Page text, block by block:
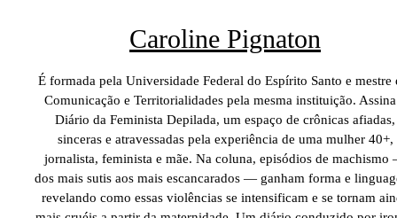
Caroline Pignaton
É formada pela Universidade Federal do Espírito Santo e mestre
Comunicação e Territorialidades pela mesma instituição.
Diário da Feminista Depilada, um espaço de crônicas afiadas,
sinceras e atravessadas pela experiência de uma mulher 40+,
jornalista, feminista e mãe. Na coluna, episódios de
dos mais sutis aos mais escancarados — ganham forma e
revelando como essas violências se intensificam e se tornam